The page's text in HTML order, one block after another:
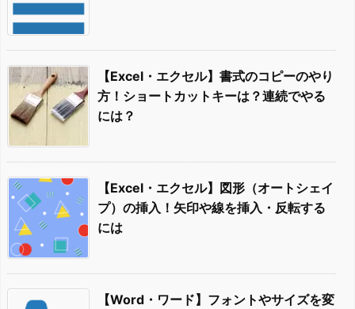
【Excel・エクセル】書式のコピーのやり
方！ショートカットキーは？連続でやる
には？
【Excel・エクセル】図形（オートシェイ
プ）の挿入！矢印や線を挿入・反転する
には
【Word・ワード】フォントやサイズを変